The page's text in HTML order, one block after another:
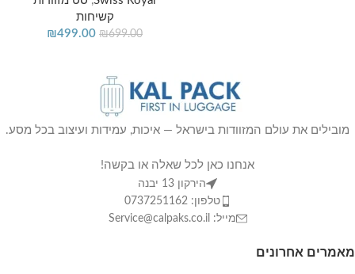
קשיחות
₪699.00
₪499.00
מובילים את עולם המזוודות בישראל — איכות, עמידות ועיצוב בכל מסע.
אנחנו כאן לכל שאלה או בקשה!
הירקון 13 יבנה
טלפון: 0737251162
מייל: Service@calpaks.co.il
מאמרים אחרונים